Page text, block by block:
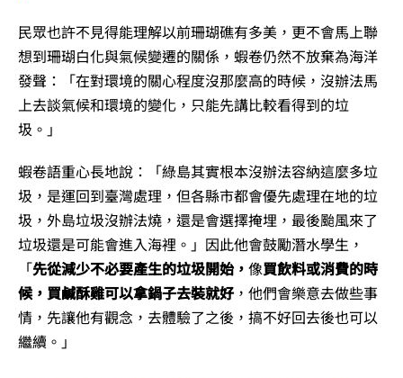
民眾也許不見得能理解以前珊瑚礁有多美，更不會馬上聯
想到珊瑚白化與氣候變遷的關係，蝦卷仍然不放棄為海洋
發聲：「在對環境的關心程度沒那麼高的時候，沒辦法馬
上去談氣候和環境的變化，只能先講比較看得到的垃
圾。」
蝦卷語重心長地說：「綠島其實根本沒辦法容納這麼多垃
圾，是運回到臺灣處理，但各縣市都會優先處理在地的垃
圾，外島垃圾沒辦法燒，還是會選擇掩埋，最後颱風來了
垃圾還是可能會進入海裡。」因此他會鼓勵潛水學生，
「先從減少不必要產生的垃圾開始， 像買飲料或消費的時
候，買鹹酥雞可以拿鍋子去裝就好，他們會樂意去做些事
情，先讓他有觀念，去體驗了之後，搞不好回去後也可以
繼續。」